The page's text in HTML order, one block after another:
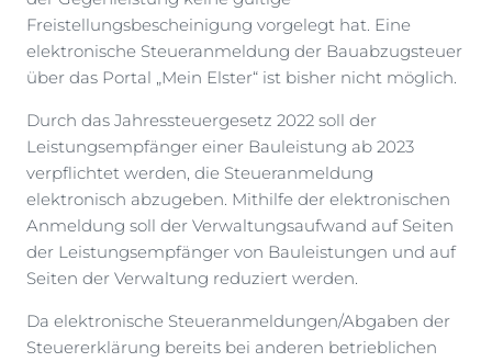
Freistellungsbescheinigung vorgelegt hat. Eine
elektronische Steueranmeldung der Bauabzugsteuer
über das Portal „Mein Elster“ ist bisher nicht möglich.
Durch das Jahressteuergesetz 2022 soll der
Leistungsempfänger einer Bauleistung ab 2023
verpflichtet werden, die Steueranmeldung
elektronisch abzugeben. Mithilfe der elektronischen
Anmeldung soll der Verwaltungsaufwand auf Seiten
der Leistungsempfänger von Bauleistungen und auf
Seiten der Verwaltung reduziert werden.
Da elektronische Steueranmeldungen/Abgaben der
Steuererklärung bereits bei anderen betrieblichen